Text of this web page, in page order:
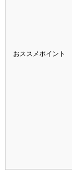
おススメポイント